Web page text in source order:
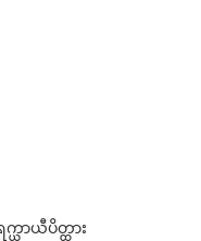
ာယီပိတ္ထား